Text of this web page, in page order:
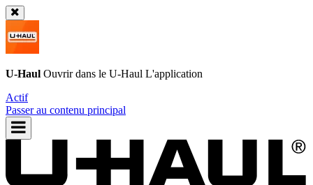
U-Haul Ouvrir dans le U-Haul L'application
Actif
Passer au contenu principal